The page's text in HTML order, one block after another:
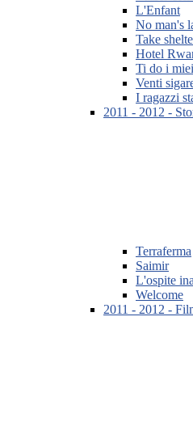
L'Enfant
No man's
Take
Hotel
Ti do i
Venti
I ragazzi
2011 - 2012 -
Terraferma
Saimir
L'ospite
Welcome
2011 - 2012 -